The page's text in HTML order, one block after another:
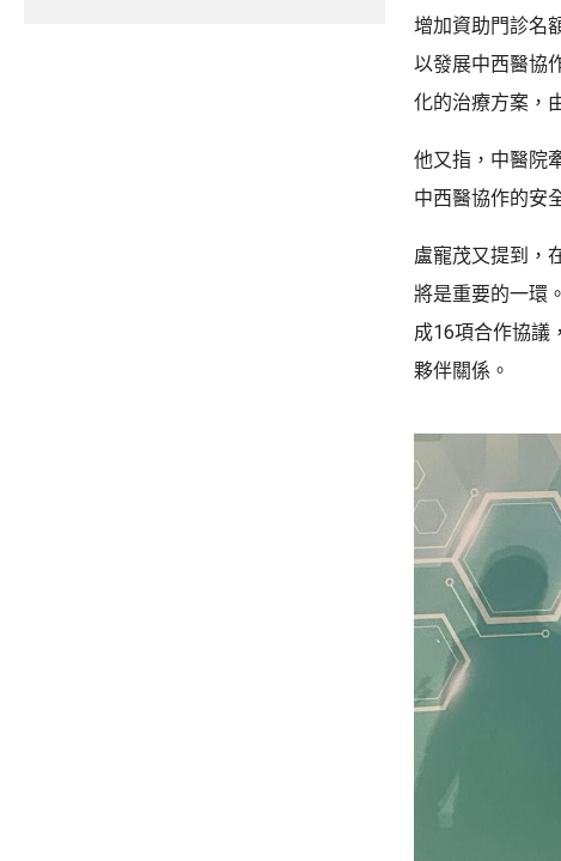
增加資助門診名
以發展中西醫協
化的治療方案，
他又指，中醫院
中西醫協作的安
盧寵茂又提到，
將是重要的一環
成16項合作協議
夥伴關係。